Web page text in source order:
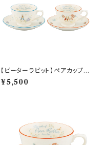
【ピーターラビット】ペアカップ＆
ソーサーセット【PR650】 PR65
0-1
¥5,500